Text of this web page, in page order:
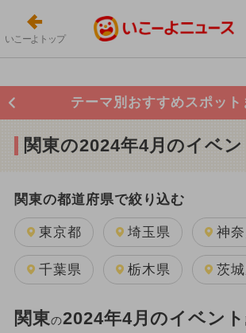
いこーよトップ
テーマ別おすすめスポット
関東の2024年4月のイベ
関東の都道府県で絞り込む
東京都 埼玉県 神
千葉県 栃木県 茨
関東の2024年4月のイベント